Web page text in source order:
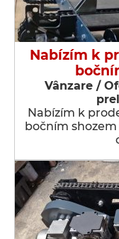
Nabízím k
Vânzare /
Nabízím k
bočním shozem